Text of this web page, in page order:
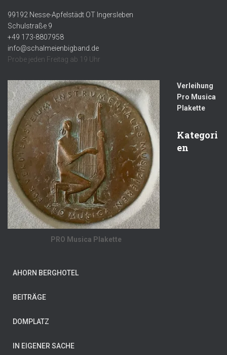
99192 Nesse-Apfelstädt OT Ingersleben
Schulstraße 9
+49 173-8807958
info@schalmeienbigband.de
Probe jeden Freitag ab 19 Uhr
PRO Musica Plakette
Verleihung
Pro Musica
Plakette
Kategori
en
AHORN BERGHOTEL
BEITRÄGE
DOMPLATZ
IN EIGENER SACHE